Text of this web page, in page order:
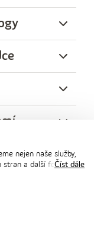
nejen naše služby,
stran a další formy
v zápatí stránky v
soubory cookies a
vašich práv,
Číst dále
Linkedin